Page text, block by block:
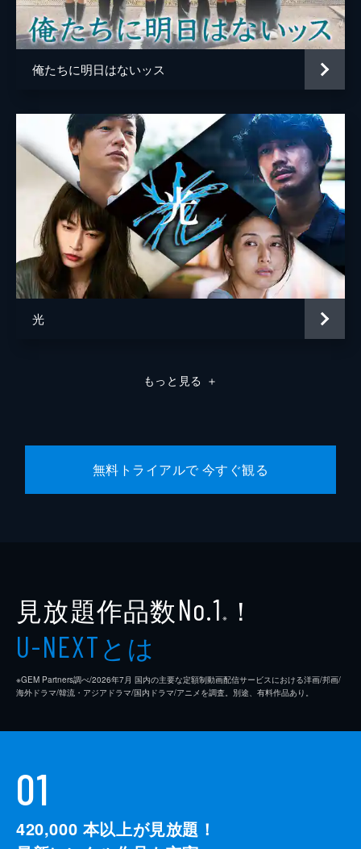
監督 吉田恵輔
脚本 吉田恵輔
原作
製作 河村光庸
瀬井哲也
宮崎伸夫
俺たちに明日はないッス
光
もっと見る ＋
無料トライアルで 今すぐ観る
見放題作品数No.1 ※ ！
U-NEXTとは
※GEM Partners調べ/2026年7⽉ 国内の主要な定額制動画配信サービスにおける洋画/邦画/
海外ドラマ/韓流・アジアドラマ/国内ドラマ/アニメを調査。別途、有料作品あり。
01
420,000 本以上が見放題！